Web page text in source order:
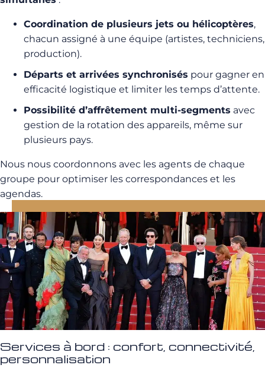
Coordination de plusieurs jets ou hélicoptères,
chacun assigné à une équipe (artistes, techniciens,
production).
Départs et arrivées synchronisés pour gagner en
efficacité logistique et limiter les temps d’attente.
Possibilité d’affrêtement multi-segments avec
gestion de la rotation des appareils, même sur
plusieurs pays.
Nous nous coordonnons avec les agents de chaque
groupe pour optimiser les correspondances et les
agendas.
Services à bord : confort, connectivité,
personnalisation